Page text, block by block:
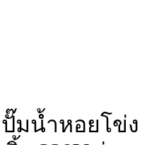
มน้ำหอยโข่ง